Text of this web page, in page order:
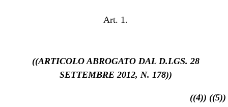
Art. 1.
((ARTICOLO ABROGATO DAL D.LGS. 28
SETTEMBRE 2012, N. 178))
((4)) ((5))